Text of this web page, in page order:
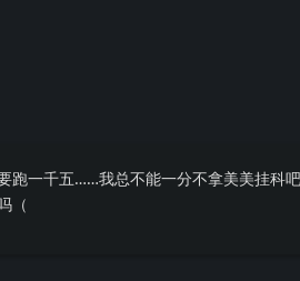
跑一千五……我总不能一分不拿美美挂科吧
（